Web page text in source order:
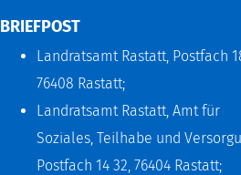
BRIEFPOST
Landratsamt Rastatt, Postfach
76408 Rastatt;
Landratsamt Rastatt, Amt für
Soziales, Teilhabe und
Postfach 14 32, 76404 Rastatt;